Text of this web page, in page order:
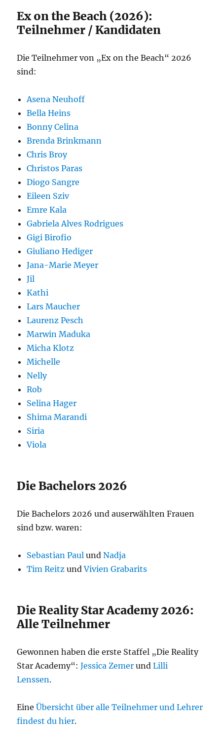
Ex on the Beach (2026):
Teilnehmer / Kandidaten
Die Teilnehmer von „Ex on the Beach“ 2026
sind:
Asena Neuhoff
Bella Heins
Bonny Celina
Brenda Brinkmann
Chris Broy
Christos Paras
Diogo Sangre
Eileen Sziv
Emre Kala
Gabriela Alves Rodrigues
Gigi Birofio
Giuliano Hediger
Jana-Marie Meyer
Jil
Kathi
Lars Maucher
Laurenz Pesch
Marwin Maduka
Micha Klotz
Michelle
Nelly
Rob
Selina Hager
Shima Marandi
Siria
Viola
Die Bachelors 2026
Die Bachelors 2026 und auserwählten Frauen
sind bzw. waren:
Sebastian Paul undNadja
Tim Reitz undVivien Grabarits
Die Reality Star Academy 2026:
Alle Teilnehmer
Gewonnen haben die erste Staffel „Die Reality
Star Academy“:Jessica Zemer undLilli
Lenssen.
EineÜbersicht über alle Teilnehmer und Lehrer
findest du hier.